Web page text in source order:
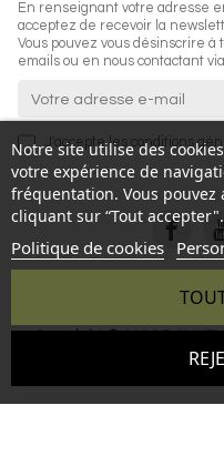
Notre site utilise des
votre expérience de
fréquentation. Vous
cliquant sur “Tout accepter".
Politique de cookies
En renseignant votre adresse
acceptez de recevoir la
Vous pouvez vous désinscrire
emails ou en nous contactant
J'accepte les conditions
- Reproduction interdite